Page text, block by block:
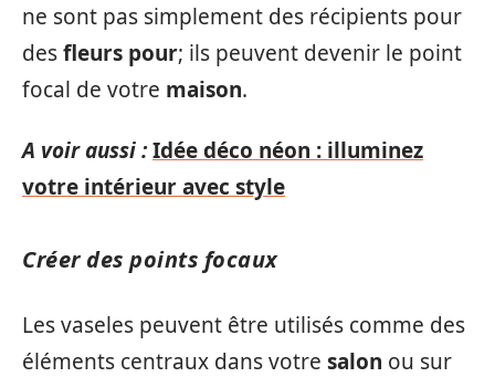
ne sont pas simplement des récipients pour
desfleurs pour; ils peuvent devenir le point
focal de votre maison.
A voir aussi :Idée déco néon : illuminez
votre intérieur avec style
Créer des points focaux
Les vaseles peuvent être utilisés comme des
éléments centraux dans votre salon ou sur